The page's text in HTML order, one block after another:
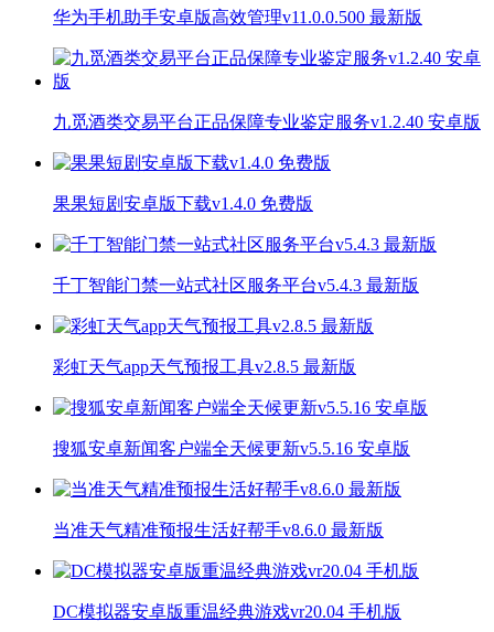
华为手机助手安卓版高效管理v11.0.0.500 最新版
九觅酒类交易平台正品保障专业鉴定服务v1.2.40 安卓版
果果短剧安卓版下载v1.4.0 免费版
千丁智能门禁一站式社区服务平台v5.4.3 最新版
彩虹天气app天气预报工具v2.8.5 最新版
搜狐安卓新闻客户端全天候更新v5.5.16 安卓版
当准天气精准预报生活好帮手v8.6.0 最新版
DC模拟器安卓版重温经典游戏vr20.04 手机版